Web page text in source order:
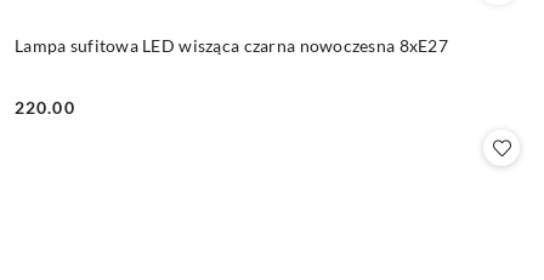
Lampa sufitowa LED wisząca czarna nowoczesna 8xE27
Cena:
220.00